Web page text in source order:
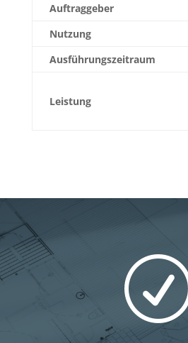
Auftraggeber
Nutzung
Ausführungszeitraum
Leistung